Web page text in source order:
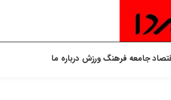
جامعه فرهنگورزش درباره ما